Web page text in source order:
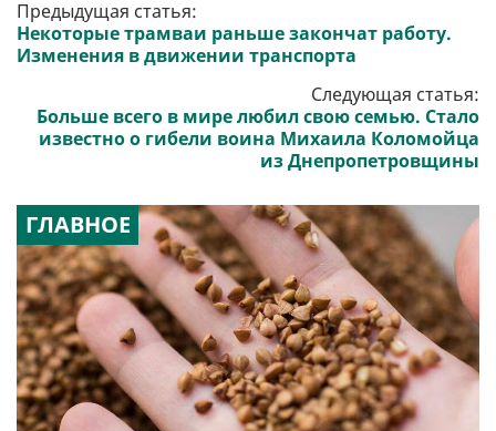
Предыдущая статья:
Некоторые трамваи раньше закончат работу.
Изменения в движении транспорта
Следующая статья:
Больше всего в мире любил свою семью. Стало
известно о гибели воина Михаила Коломойца
из Днепропетровщины
ГЛАВНОЕ